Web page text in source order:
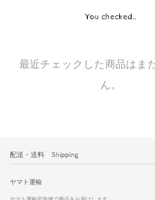
You checked..
最近チェックした商品はま
ん。
配送・送料 Shipping
ヤマト運輸